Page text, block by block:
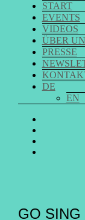
START
EVENTS
VIDEOS
ÜBER
PRESSE
DE
EN
GO SING